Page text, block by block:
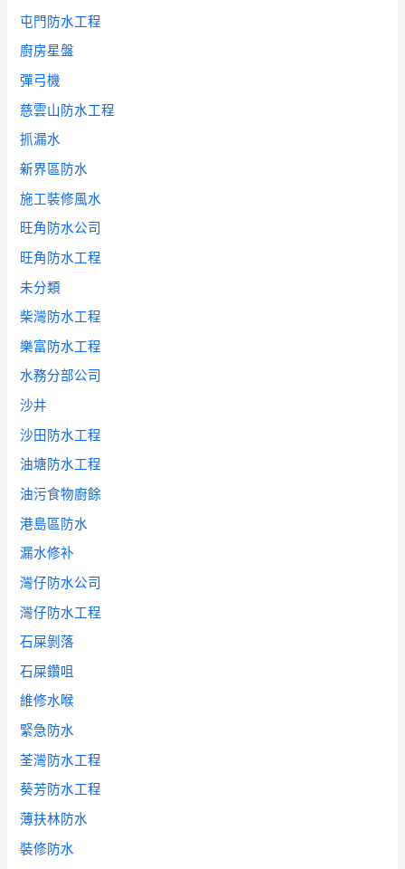
屯門防水工程
廚房星盤
彈弓機
慈雲山防水工程
抓漏水
新界區防水
施工裝修風水
旺角防水公司
旺角防水工程
未分類
柴灣防水工程
樂富防水工程
水務分部公司
沙井
沙田防水工程
油塘防水工程
油污食物廚餘
港島區防水
漏水修补
灣仔防水公司
灣仔防水工程
石屎剝落
石屎鑽咀
維修水喉
緊急防水
荃灣防水工程
葵芳防水工程
薄扶林防水
裝修防水